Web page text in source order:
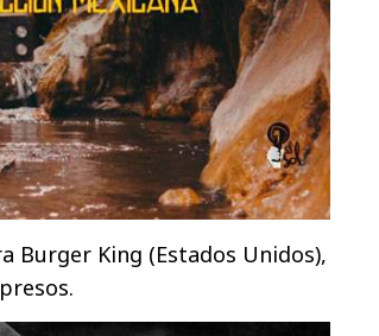
Burger King (Estados Unidos),